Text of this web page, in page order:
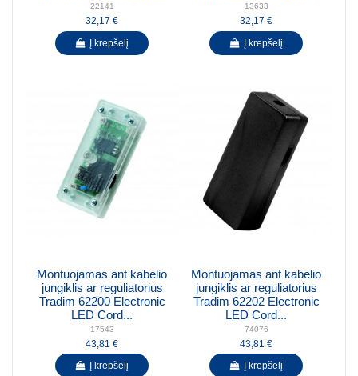
22141
32,17 €
Į krepšelį
13633
32,17 €
Į krepšelį
Montuojamas ant kabelio
jungiklis ar reguliatorius
Tradim 62200 Electronic
LED Cord...
17543
43,81 €
Į krepšelį
Montuojamas ant kabelio
jungiklis ar reguliatorius
Tradim 62202 Electronic
LED Cord...
74076
43,81 €
Į krepšelį